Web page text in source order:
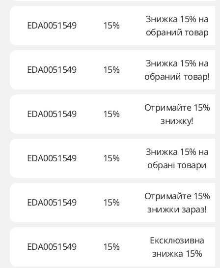
EDA0051549 15%
Знижка 15% на
обраний товар
EDA0051549 15%
Знижка 15% на
обраний товар!
EDA0051549 15%
Отримайте 15%
знижку!
EDA0051549 15%
Знижка 15% на
обрані товари
EDA0051549 15%
Отримайте 15%
знижки зараз!
EDA0051549 15%
Ексклюзивна
знижка 15%